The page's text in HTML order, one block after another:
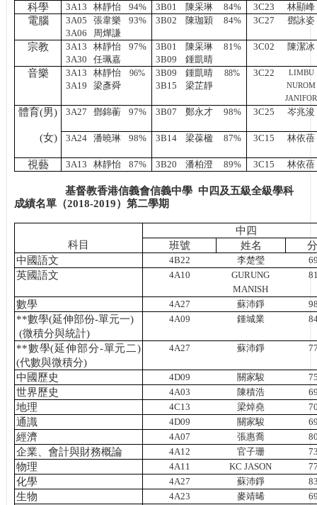
科學 3A13 林靜怡 94% 3B01 陳采琳 84% 3C23 林顯峰
電腦
3A05
3A06
張韋樂
周燁謙
93% 3B02 陳珈穎 84% 3C27 鄧詠姿
宗教
3A13
3A30
林靜怡
任珮嘉
97%
3B01
3B09
陳采琳
鍾凱晴
81% 3C02 陳潔冰
音樂
3A13
3A19
林靜怡
梁彥舜
96%
3B09
3B15
鍾凱晴
梁芷靜
88% 3C22
LIMBU
NUROM
JANIFOR
體育(男) 3A27 鄧錦蘅 97% 3B07 鄭永才 98% 3C25 岑兆浚
(女) 3A24 潘曉琳 98% 3B14 梁葆楹 87% 3C15 林依蓓
視藝 3A13 林靜怡 87% 3B20 潘柏澄 89% 3C15 林依蓓
基督教香港信義會信義中學 中四及五級全級學科
成績名單（2018-2019）第二學期
中四
科目
班號 姓名
中國語文
4B22 李楚瑩
英國語文 4A10
GURUNG
MANISH
數學 4A27 蘇沛錚
**數學(延伸部份-單元一)
(微積分與統計)
4A09 鍾城業
**數學(延伸部分-單元二)
(代數與微積分)
4A27 蘇沛錚
中國歷史 4D09 關家駿
世界歷史 4A03 陳積浩
地理 4C13 梁焯堯
通識 4D09 關家駿
經濟 4A07 張惠喬
企業、會計與財務概論 4A12 官子珊
物理 4A11 KC JASON
化學 4A27 蘇沛錚
生物 4A23 麥靖晞